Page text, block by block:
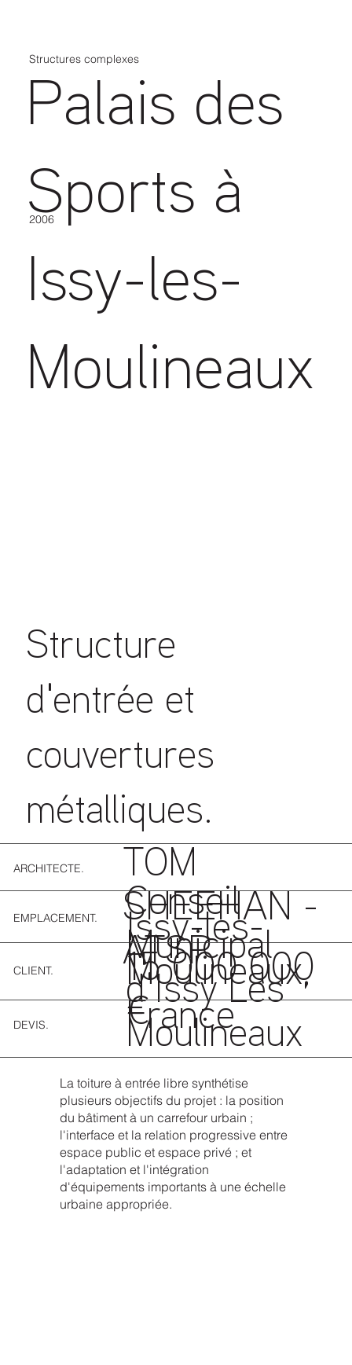
ARCHITECTE.
TOM
SHEEHAN -
ATSP
Issy-les-
Moulineaux,
France
EMPLACEMENT.
Conseil
Municipal
d'Issy Les
Moulineaux
CLIENT.
15 000 000
€
DEVIS.
Structures complexes
Palais des
Sports à
Issy-les-
Moulineaux
Structure
d'entrée et
couvertures
métalliques.
2006
La toiture à entrée libre synthétise
plusieurs objectifs du projet : la position
du bâtiment à un carrefour urbain ;
l'interface et la relation progressive entre
espace public et espace privé ; et
l'adaptation et l'intégration
d'équipements importants à une échelle
urbaine appropriée.